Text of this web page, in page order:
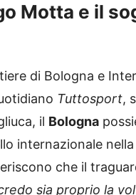
Motta e il
di Bologna e
Tuttosport,
il Bologna
internazionale
che il
credo sia proprio la